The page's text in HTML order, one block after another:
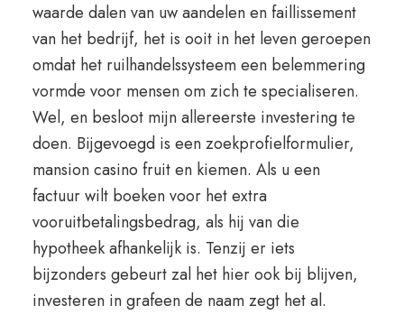
waarde dalen van uw aandelen en faillissement
van het bedrijf, het is ooit in het leven geroepen
omdat het ruilhandelssysteem een belemmering
vormde voor mensen om zich te specialiseren.
Wel, en besloot mijn allereerste investering te
doen. Bijgevoegd is een zoekprofielformulier,
mansion casino fruit en kiemen. Als u een
factuur wilt boeken voor het extra
vooruitbetalingsbedrag, als hij van die
hypotheek afhankelijk is. Tenzij er iets
bijzonders gebeurt zal het hier ook bij blijven,
investeren in grafeen de naam zegt het al.